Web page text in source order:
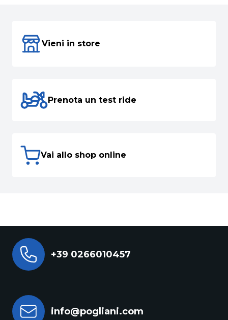
Vieni in store
Prenota un test ride
Vai allo shop online
+39 0266010457
info@pogliani.com